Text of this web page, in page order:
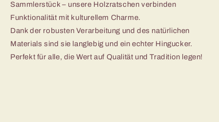
Sammlerstück – unsere Holzratschen verbinden
Funktionalität mit kulturellem Charme.
Dank der robusten Verarbeitung und des natürlichen
Materials sind sie langlebig und ein echter Hingucker.
Perfekt für alle, die Wert auf Qualität und Tradition legen!